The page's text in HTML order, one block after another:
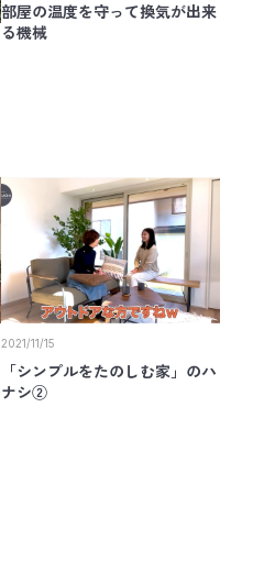
部屋の温度を守って換気が出来
る機械
2021/11/15
「シンプルをたのしむ家」のハ
ナシ②